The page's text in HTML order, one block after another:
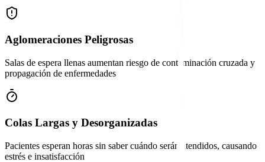
Aglomeraciones Peligrosas
Salas de espera llenas aumentan riesgo de contaminación cruzada y
propagación de enfermedades
Colas Largas y Desorganizadas
Pacientes esperan horas sin saber cuándo serán atendidos, causando
estrés e insatisfacción